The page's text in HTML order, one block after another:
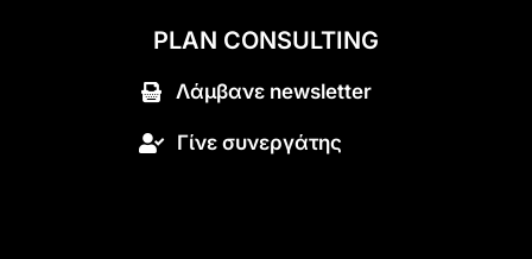
PLAN CONSULTING
Λάμβανε newsletter
Γίνε συνεργάτης